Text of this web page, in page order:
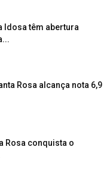
Idosa têm abertura
Rosa alcança nota 6,9
Rosa conquista o